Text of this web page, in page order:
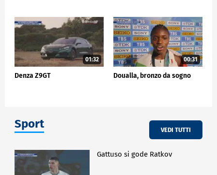
01:32
Denza Z9GT
00:31
Doualla, bronzo da sogno
Sport VEDI TUTTI
Gattuso si gode Ratkov